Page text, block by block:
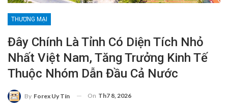
THƯƠNG MẠI
Đây Chính Là Tỉnh Có Diện Tích Nhỏ
Nhất Việt Nam, Tăng Trưởng Kinh Tế
Thuộc Nhóm Dẫn Đầu Cả Nước
By Forex Uy Tín On Th7 8, 2026